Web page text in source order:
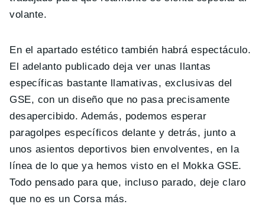
volante.
En el apartado estético también habrá espectáculo.
El adelanto publicado deja ver unas llantas
específicas bastante llamativas, exclusivas del
GSE, con un diseño que no pasa precisamente
desapercibido. Además, podemos esperar
paragolpes específicos delante y detrás, junto a
unos asientos deportivos bien envolventes, en la
línea de lo que ya hemos visto en el Mokka GSE.
Todo pensado para que, incluso parado, deje claro
que no es un Corsa más.